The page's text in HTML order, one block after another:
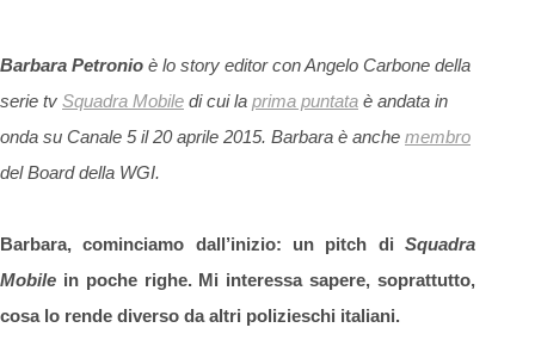
Barbara Petronio è lo story editor con Angelo Carbone della
serie tv Squadra Mobile di cui la prima puntata è andata in
onda su Canale 5 il 20 aprile 2015. Barbara è anche membro
del Board della WGI.
Barbara, cominciamo dall’inizio: un pitch di Squadra
Mobile in poche righe. Mi interessa sapere, soprattutto,
cosa lo rende diverso da altri polizieschi italiani.